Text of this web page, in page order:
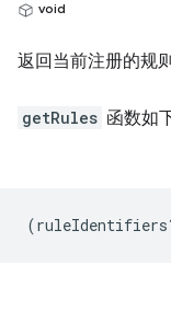
void
返回当前注册的规则
getRules 函数如
(